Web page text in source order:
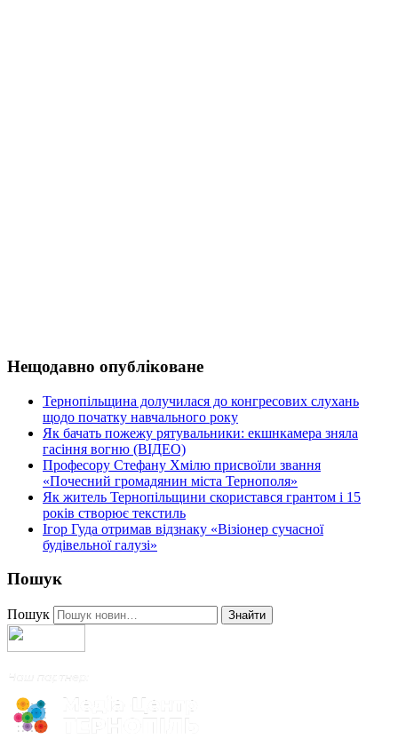
Нещодавно опубліковане
Тернопільщина долучилася до конгресових слухань
щодо початку навчального року
Як бачать пожежу рятувальники: екшнкамера зняла
гасіння вогню (ВІДЕО)
Професору Стефану Хмілю присвоїли звання
«Почесний громадянин міста Тернополя»
Як житель Тернопільщини скористався грантом і 15
років створює текстиль
Ігор Гуда отримав відзнаку «Візіонер сучасної
будівельної галузі»
Пошук
Пошук Знайти